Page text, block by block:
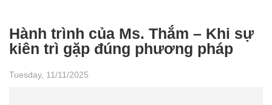
Hành trình của Ms. Thắm – Khi sự
kiên trì gặp đúng phương pháp
Tuesday, 11/11/2025